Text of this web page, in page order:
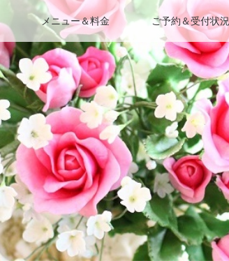
メニュー＆料金 ご予約＆受付状況